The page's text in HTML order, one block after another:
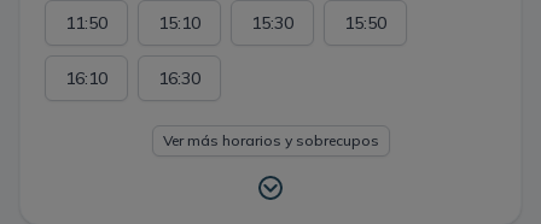
11:50 15:10 15:30 15:50
16:10 16:30
Ver más horarios y sobrecupos